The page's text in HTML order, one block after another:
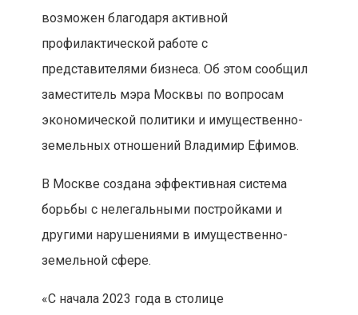
возможен благодаря активной
профилактической работе с
представителями бизнеса. Об этом сообщил
заместитель мэра Москвы по вопросам
экономической политики и имущественно-
земельных отношений Владимир Ефимов.
В Москве создана эффективная система
борьбы с нелегальными постройками и
другими нарушениями в имущественно-
земельной сфере.
«С начала 2023 года в столице